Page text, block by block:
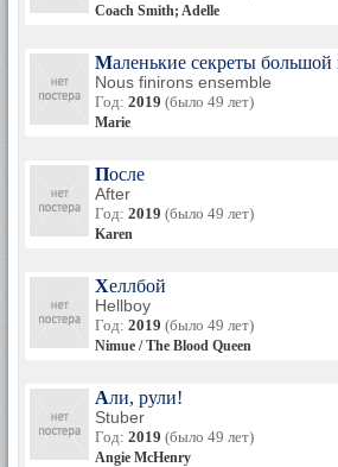
Coach Smith; Adelle
Маленькие секреты большой
Nous finirons ensemble
Год: 2019 (было 49 лет)
Marie
После
After
Год: 2019 (было 49 лет)
Karen
Хеллбой
Hellboy
Год: 2019 (было 49 лет)
Nimue / The Blood Queen
Али, рули!
Stuber
Год: 2019 (было 49 лет)
Angie McHenry